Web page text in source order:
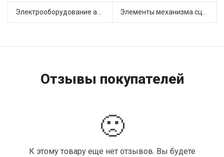
Электрооборудование автомобилей (24) Элементы механизма сцепления (74)
Отзывы покупателей
🙁
К этому товару еще нет отзывов. Вы будете